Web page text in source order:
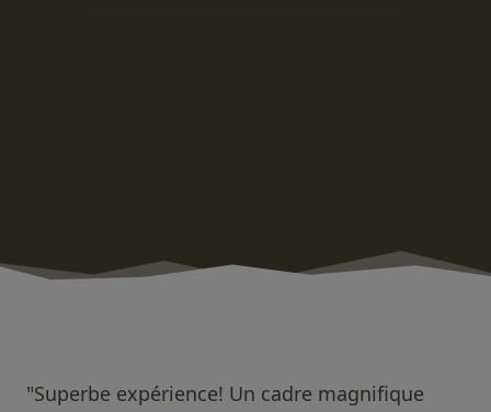
"Superbe expérience! Un cadre magnifique